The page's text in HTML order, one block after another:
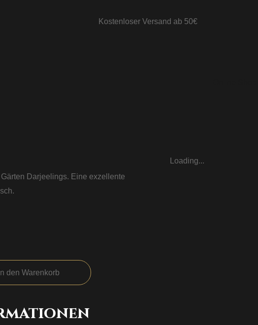
Kostenloser Versand ab 50€
Darjeelings. Eine exzellente
In den Warenkorb
Loading...